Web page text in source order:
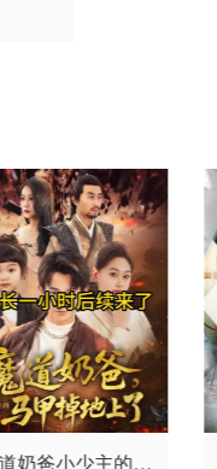
奶爸小少主的马